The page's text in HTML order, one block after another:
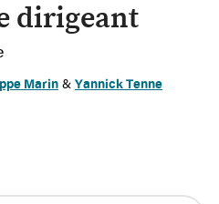
dirigeant
Marin & Yannick Tenne